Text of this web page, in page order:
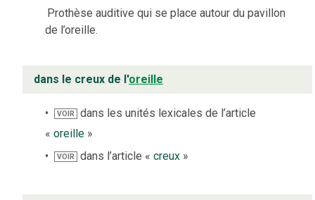
Prothèse auditive qui se place autour du pavillon
de l’oreille.
dans le creux de l'oreille
VOIR
dans les unités lexicales de l’article
« oreille »
VOIR dans l’article «creux »